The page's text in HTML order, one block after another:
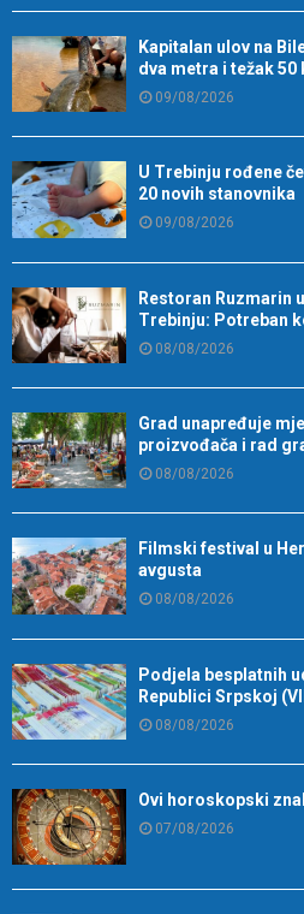
Kapitalan ulov na
dva metra i težak
09/08/2026
U Trebinju rođene
20 novih stanovnika
09/08/2026
Restoran Ruzmarin
Trebinju: Potreban
08/08/2026
Grad unapređuje
proizvođača i rad
08/08/2026
Filmski festival u
avgusta
08/08/2026
Podjela besplatnih
Republici Srpskoj
08/08/2026
Ovi horoskopski
07/08/2026